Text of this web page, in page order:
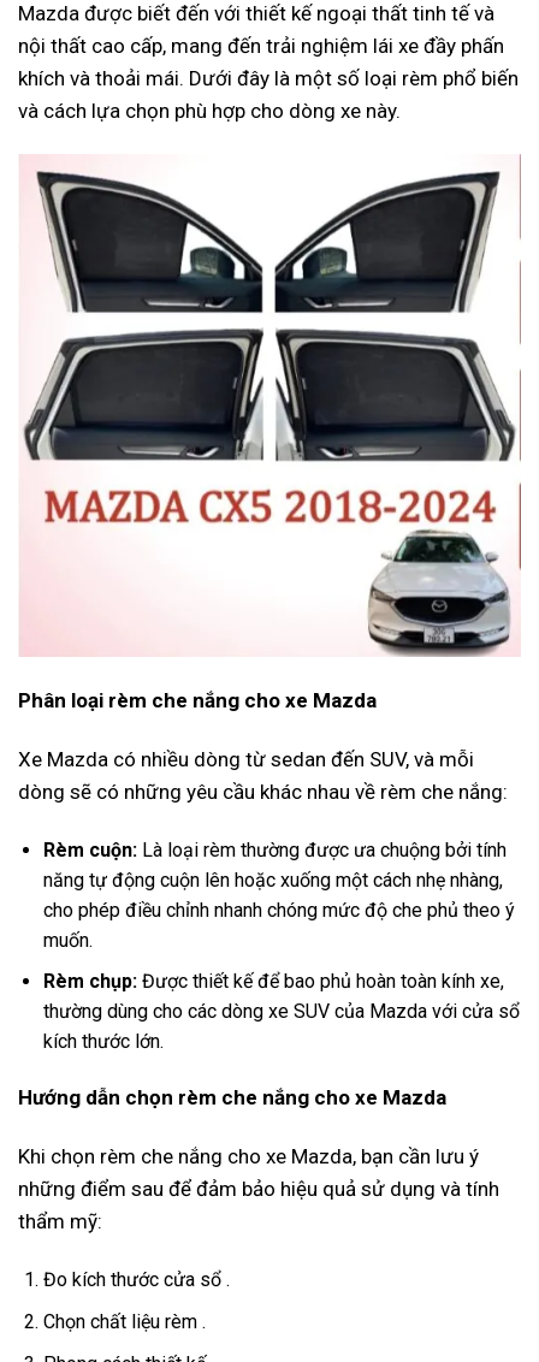
Mazda được biết đến với thiết kế ngoại thất tinh tế và
nội thất cao cấp, mang đến trải nghiệm lái xe đầy phấn
khích và thoải mái. Dưới đây là một số loại rèm phổ biến
và cách lựa chọn phù hợp cho dòng xe này.
Phân loại rèm che nắng cho xe Mazda
Xe Mazda có nhiều dòng từ sedan đến SUV, và mỗi
dòng sẽ có những yêu cầu khác nhau về rèm che nắng:
Rèm cuộn:Là loại rèm thường được ưa chuộng bởi tính
năng tự động cuộn lên hoặc xuống một cách nhẹ nhàng,
cho phép điều chỉnh nhanh chóng mức độ che phủ theo ý
muốn.
Rèm chụp:Được thiết kế để bao phủ hoàn toàn kính xe,
thường dùng cho các dòng xe SUV của Mazda với cửa sổ
kích thước lớn.
Hướng dẫn chọn rèm che nắng cho xe Mazda
Khi chọn rèm che nắng cho xe Mazda, bạn cần lưu ý
những điểm sau để đảm bảo hiệu quả sử dụng và tính
thẩm mỹ:
Đo kích thước cửa sổ .
Chọn chất liệu rèm .